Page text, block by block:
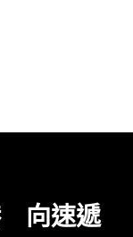
向速遞